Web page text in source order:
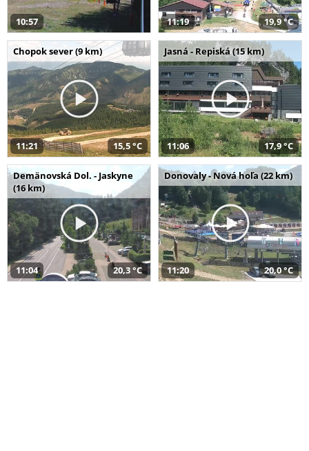
10:57 11:19 19,9 °C
Chopok sever (9 km)
11:21 15,5 °C
Jasná - Repiská (15 km)
11:06 17,9 °C
Demänovská Dol. - Jaskyne
(16 km)
11:04 20,3 °C
Donovaly - Nová hoľa (22 km)
11:20 20,0 °C